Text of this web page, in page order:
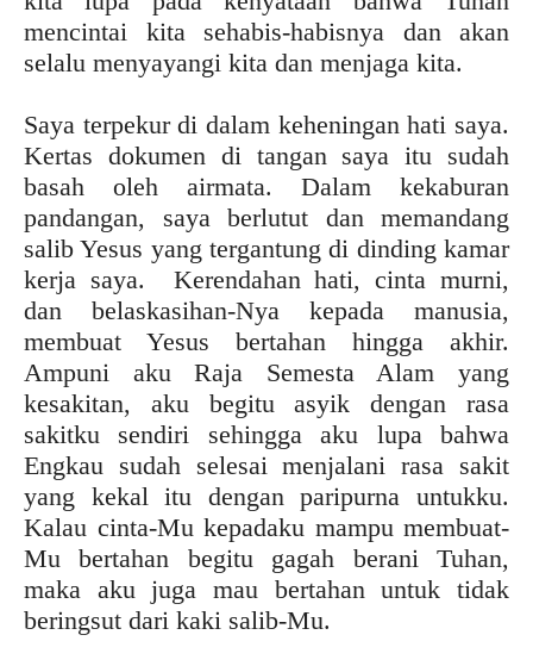
mencintai kita sehabis-habisnya dan akan
selalu menyayangi kita dan menjaga kita.
Saya terpekur di dalam keheningan hati saya.
Kertas dokumen di tangan saya itu sudah
basah oleh airmata. Dalam kekaburan
pandangan, saya berlutut dan memandang
salib Yesus yang tergantung di dinding kamar
kerja saya. Kerendahan hati, cinta murni,
dan belaskasihan-Nya kepada manusia,
membuat Yesus bertahan hingga akhir.
Ampuni aku Raja Semesta Alam yang
kesakitan, aku begitu asyik dengan rasa
sakitku sendiri sehingga aku lupa bahwa
Engkau sudah selesai menjalani rasa sakit
yang kekal itu dengan paripurna untukku.
Kalau cinta-Mu kepadaku mampu membuat-
Mu bertahan begitu gagah berani Tuhan,
maka aku juga mau bertahan untuk tidak
beringsut dari kaki salib-Mu.